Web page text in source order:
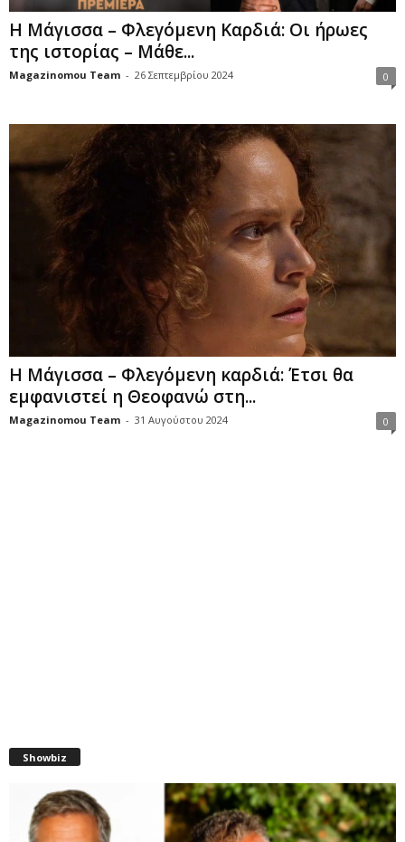
Η Μάγισσα – Φλεγόμενη Καρδιά: Οι ήρωες
της ιστορίας – Μάθε...
Magazinomou Team - 26 Σεπτεμβρίου 2024 0
Η Μάγισσα – Φλεγόμενη καρδιά: Έτσι θα
εμφανιστεί η Θεοφανώ στη...
Magazinomou Team - 31 Αυγούστου 2024 0
Showbiz